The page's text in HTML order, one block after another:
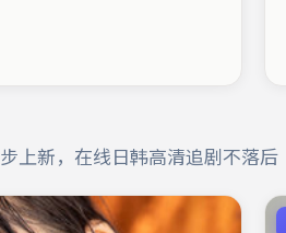
、黄渤分别提供反差与喜剧/悬
体完成度较高，适合周末一口
上新，在线日韩高清追剧不落后